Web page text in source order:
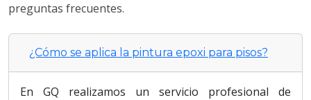
preguntas frecuentes.
¿Cómo se aplica la pintura epoxi para pisos?
En GQ realizamos un servicio profesional de